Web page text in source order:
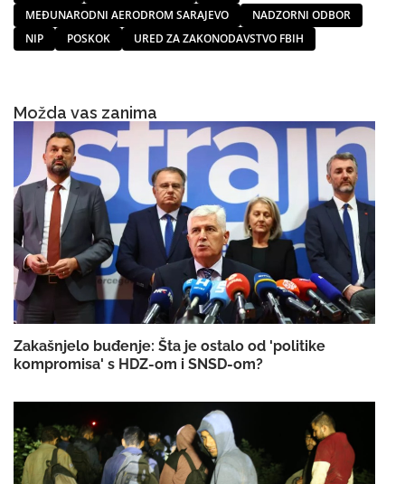
MEĐUNARODNI AERODROM SARAJEVO
NADZORNI ODBOR
NIP
POSKOK URED ZA ZAKONODAVSTVO FBIH
Možda vas zanima
Zakašnjelo buđenje: Šta je ostalo od 'politike
kompromisa' s HDZ-om i SNSD-om?